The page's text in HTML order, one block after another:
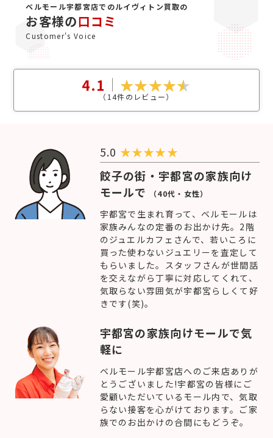
ベルモール宇都宮店でのルイヴィトン買取の
お客様の口コミ
Customer's Voice
4.1
（ 14件のレビュー）
5.0 ★★★★★
餃子の街・宇都宮の家族向け
モールで
（40代・女性）
宇都宮で生まれ育って、ベルモールは
家族みんなの定番のお出かけ先。2階
のジュエルカフェさんで、若いころに
買った使わないジュエリーを査定して
もらいました。スタッフさんが世間話
を交えながら丁寧に対応してくれて、
気取らない雰囲気が宇都宮らしくて好
きです(笑)。
宇都宮の家族向けモールで気
軽に
ベルモール宇都宮店へのご来店ありが
とうございました!宇都宮の皆様にご
愛顧いただいているモール内で、気取
らない接客を心がけております。ご家
族でのお出かけの合間にもどうぞ。